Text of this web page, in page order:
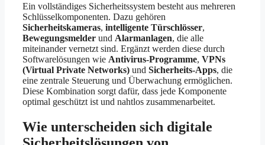
Ein vollständiges Sicherheitssystem besteht aus mehreren
Schlüsselkomponenten. Dazu gehören
Sicherheitskameras, intelligente Türschlösser,
Bewegungsmelder und Alarmanlagen, die alle
miteinander vernetzt sind. Ergänzt werden diese durch
Softwarelösungen wie Antivirus-Programme, VPNs
(Virtual Private Networks) und Sicherheits-Apps, die
eine zentrale Steuerung und Überwachung ermöglichen.
Diese Kombination sorgt dafür, dass jede Komponente
optimal geschützt ist und nahtlos zusammenarbeitet.
Wie unterscheiden sich digitale